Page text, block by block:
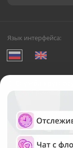
Язык интерфейса:
Служба
Русский Букет, 2026
Общество с
ОГРН:
Юридический
д.42, оф. 3